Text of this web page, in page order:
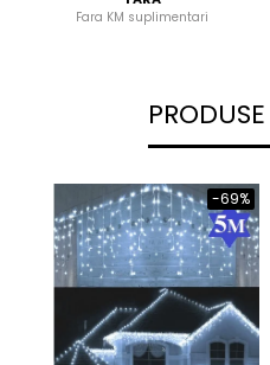
Fara KM suplimentari
-69%